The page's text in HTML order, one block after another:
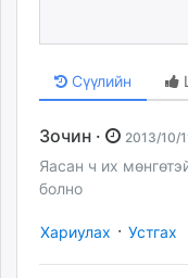
Сүүлийн
Зочин · 2013/10/
Яасан ч их
болно
Хариулах · Устгах